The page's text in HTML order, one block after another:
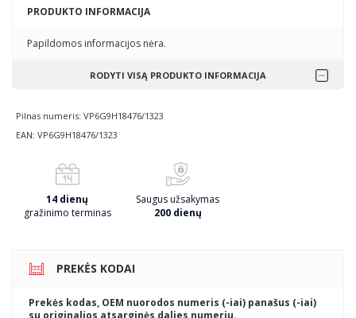
PRODUKTO INFORMACIJA
Papildomos informacijos nėra.
RODYTI VISĄ PRODUKTO INFORMACIJA
Pilnas numeris: VP6G9H18476/1323
EAN: VP6G9H18476/1323
14 dienų
gražinimo terminas
Saugus užsakymas
200 dienų
PREKĖS KODAI
Prekės kodas, OEM nuorodos numeris (-iai) panašus (-iai)
su originalios atsarginės dalies numeriu.